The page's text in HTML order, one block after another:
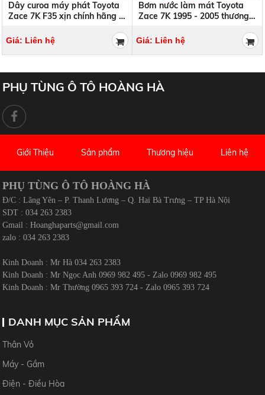
Dây curoa máy phát Toyota
Zace 7K F35 xịn chính hãng |
Giá: Liên hệ
Bơm nước làm mát Toyota
Zace 7K 1995 - 2005 thương
Giá: Liên hệ
PHỤ TÙNG Ô TÔ HOÀNG HÀ
Giới Thiệu Sản phẩm Thương hiệu Liên hệ
PHỤ TÙNG Ô TÔ HOÀNG HÀ
Đ/C : Lãng Yên – P. Thanh Lương – Q. Hai Bà Trưng – TP Hà Nội
SDT : 034 263 2383
Gmail :Hoanghaparts@gmail.com
zalo : 034 263 2383
Kinh Doanh : Mr Hà 034 263 2383
Kinh Doanh : Mr Ngọc Anh 0969 982 495 - Zalo 0969 982 495
Kinh Doanh : Mr Thường 0965 393 724 - Zalo 0965 393 724
DANH MỤC SẢN PHẨM
Thân Vỏ
Máy - Gầm
Điện - Điều Hòa